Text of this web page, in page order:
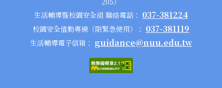
生活輔導暨校園安全組 聯絡電話： 037-381224
校園安全值勤專線（限緊急使用）： 037-381119
生活輔導電子信箱： guidance@nuu.edu.tw